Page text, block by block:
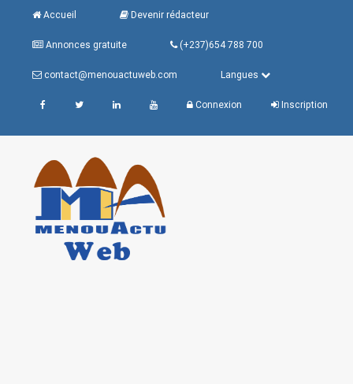
Accueil Devenir rédacteur
Annonces gratuite (+237)654 788 700
contact@menouactuweb.com Langues
Connexion Inscription